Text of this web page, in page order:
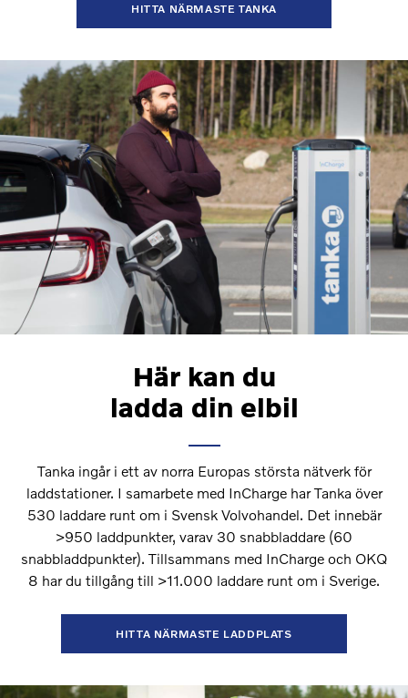
HITTA NÄRMASTE TANKA
Här kan du
ladda din elbil
Tanka ingår i ett av norra Europas största nätverk för
laddstationer. I samarbete med InCharge har Tanka över
530 laddare runt om i Svensk Volvohandel. Det innebär
>950 laddpunkter, varav 30 snabbladdare (60
snabbladdpunkter). Tillsammans med InCharge och OKQ
8 har du tillgång till >11.000 laddare runt om i Sverige.
HITTA NÄRMASTE LADDPLATS